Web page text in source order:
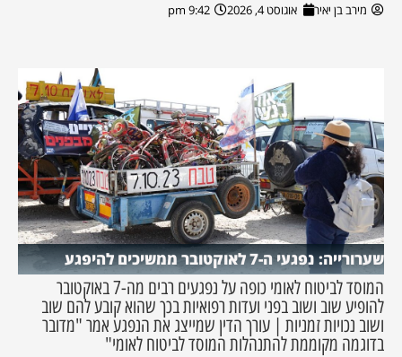
מירב בן יאיר אוגוסט 4, 2026 9:42 pm
שערורייה: נפגעי ה-7 לאוקטובר ממשיכים להיפגע
המוסד לביטוח לאומי כופה על נפגעים רבים מה-7 באוקטובר
להופיע שוב ושוב בפני ועדות רפואיות בכך שהוא קובע להם שוב
ושוב נכויות זמניות | עורך הדין שמייצג את הנפגע אמר "מדובר
בדוגמה מקוממת להתנהלות המוסד לביטוח לאומי"